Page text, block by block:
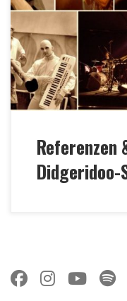
Singh MTV India
International Yoga
TRANCEformation
Festival Münster
Three Scenes“)